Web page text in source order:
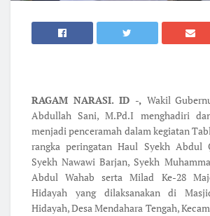
RAGAM NARASI. ID -, Wakil
Abdullah Sani, M.Pd.I menghadiri
menjadi penceramah dalam kegiatan
rangka peringatan Haul Syekh Abdul
Syekh Nawawi Barjan, Syekh
Abdul Wahab serta Milad Ke-28
Hidayah yang dilaksanakan di
Hidayah, Desa Mendahara Tengah,